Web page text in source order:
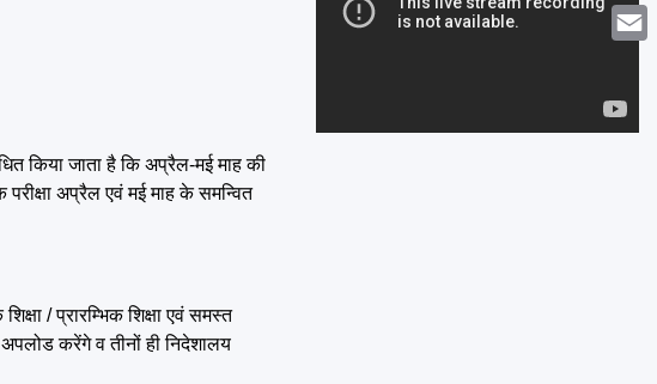
किया जाता है कि अप्रैल-मई माह की
अप्रैल एवं मई माह के समन्वित
/ प्रारम्भिक शिक्षा एवं समस्त
करेंगे व तीनों ही निदेशालय